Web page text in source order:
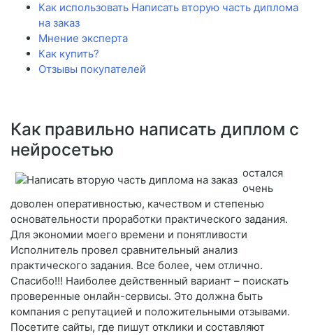
Как использовать Написать вторую часть диплома
на заказ
Мнение эксперта
Как купить?
Отзывы покупателей
Как правильно написать диплом с
нейросетью
остался
очень
доволен оперативностью, качеством и степенью
основательности проработки практического задания.
Для экономии моего времени и понятливости
Исполнитель провел сравнительный анализ
практического задания. Все более, чем отлично.
Спасибо!!! Наиболее действенный вариант – поискать
проверенные онлайн-сервисы. Это должна быть
компания с репутацией и положительными отзывами.
Посетите сайты, где пишут отклики и составляют